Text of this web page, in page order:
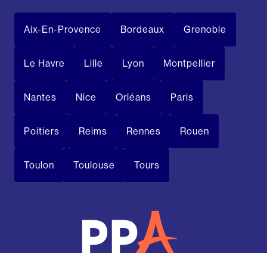
Aix-En-Provence Bordeaux Grenoble
Le Havre Lille Lyon Montpellier
Nantes Nice Orléans Paris
Poitiers Reims Rennes Rouen
Toulon Toulouse Tours